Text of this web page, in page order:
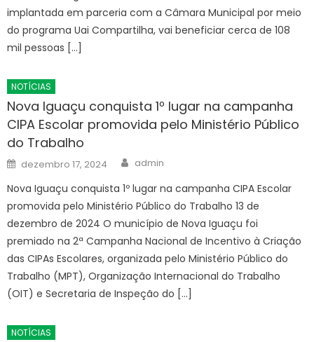
implantada em parceria com a Câmara Municipal por meio
do programa Uai Compartilha, vai beneficiar cerca de 108
mil pessoas […]
NOTÍCIAS
Nova Iguaçu conquista 1º lugar na campanha
CIPA Escolar promovida pelo Ministério Público
do Trabalho
Posted
on
dezembro 17, 2024 Author
admin
Nova Iguaçu conquista 1º lugar na campanha CIPA Escolar
promovida pelo Ministério Público do Trabalho 13 de
dezembro de 2024 O município de Nova Iguaçu foi
premiado na 2ª Campanha Nacional de Incentivo à Criação
das CIPAs Escolares, organizada pelo Ministério Público do
Trabalho (MPT), Organização Internacional do Trabalho
(OIT) e Secretaria de Inspeção do […]
NOTÍCIAS